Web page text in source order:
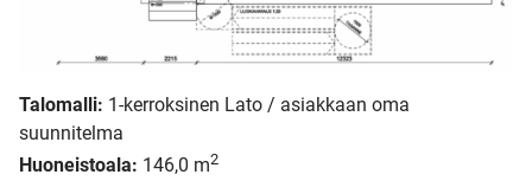
Talomalli: 1-kerroksinen Lato / asiakkaan oma
suunnitelma
Huoneistoala: 146,0 m2